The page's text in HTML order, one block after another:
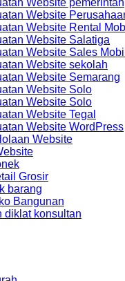
Website pemerintah
Website
Website Rental
Website Salatiga
Website Sales Mobil
Website sekolah
Website Semarang
Website Solo
Website Solo
Website Tegal
Website WordPress
Website
Grosir
barang
Bangunan
diklat konsultan